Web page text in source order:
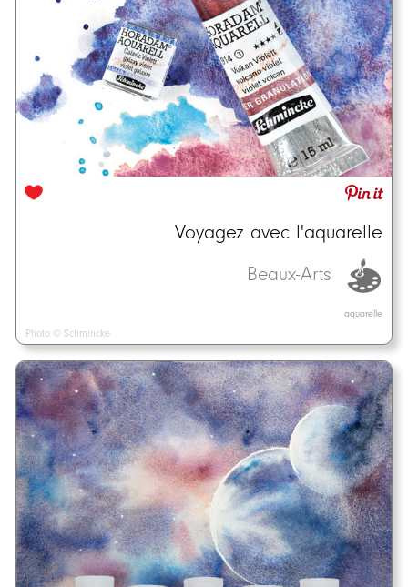
Voyagez avec l'aquarelle
Beaux-Arts
aquarelle
Photo © Schmincke